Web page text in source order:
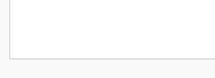
Görüş ve önerileriniz için teşekkür ederiz.